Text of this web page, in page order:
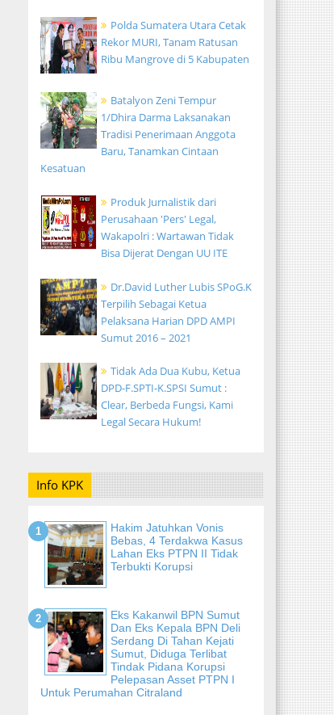
Polda Sumatera Utara Cetak
Rekor MURI, Tanam Ratusan
Ribu Mangrove di 5 Kabupaten
Batalyon Zeni Tempur
1/Dhira Darma Laksanakan
Tradisi Penerimaan Anggota
Baru, Tanamkan Cintaan
Kesatuan
Produk Jurnalistik dari
Perusahaan 'Pers' Legal,
Wakapolri : Wartawan Tidak
Bisa Dijerat Dengan UU ITE
Dr.David Luther Lubis SPoG.K
Terpilih Sebagai Ketua
Pelaksana Harian DPD AMPI
Sumut 2016 – 2021
Tidak Ada Dua Kubu, Ketua
DPD-F.SPTI-K.SPSI Sumut :
Clear, Berbeda Fungsi, Kami
Legal Secara Hukum!
Info KPK
Hakim Jatuhkan Vonis
Bebas, 4 Terdakwa Kasus
Lahan Eks PTPN II Tidak
Terbukti Korupsi
Eks Kakanwil BPN Sumut
Dan Eks Kepala BPN Deli
Serdang Di Tahan Kejati
Sumut, Diduga Terlibat
Tindak Pidana Korupsi
Pelepasan Asset PTPN I
Untuk Perumahan Citraland